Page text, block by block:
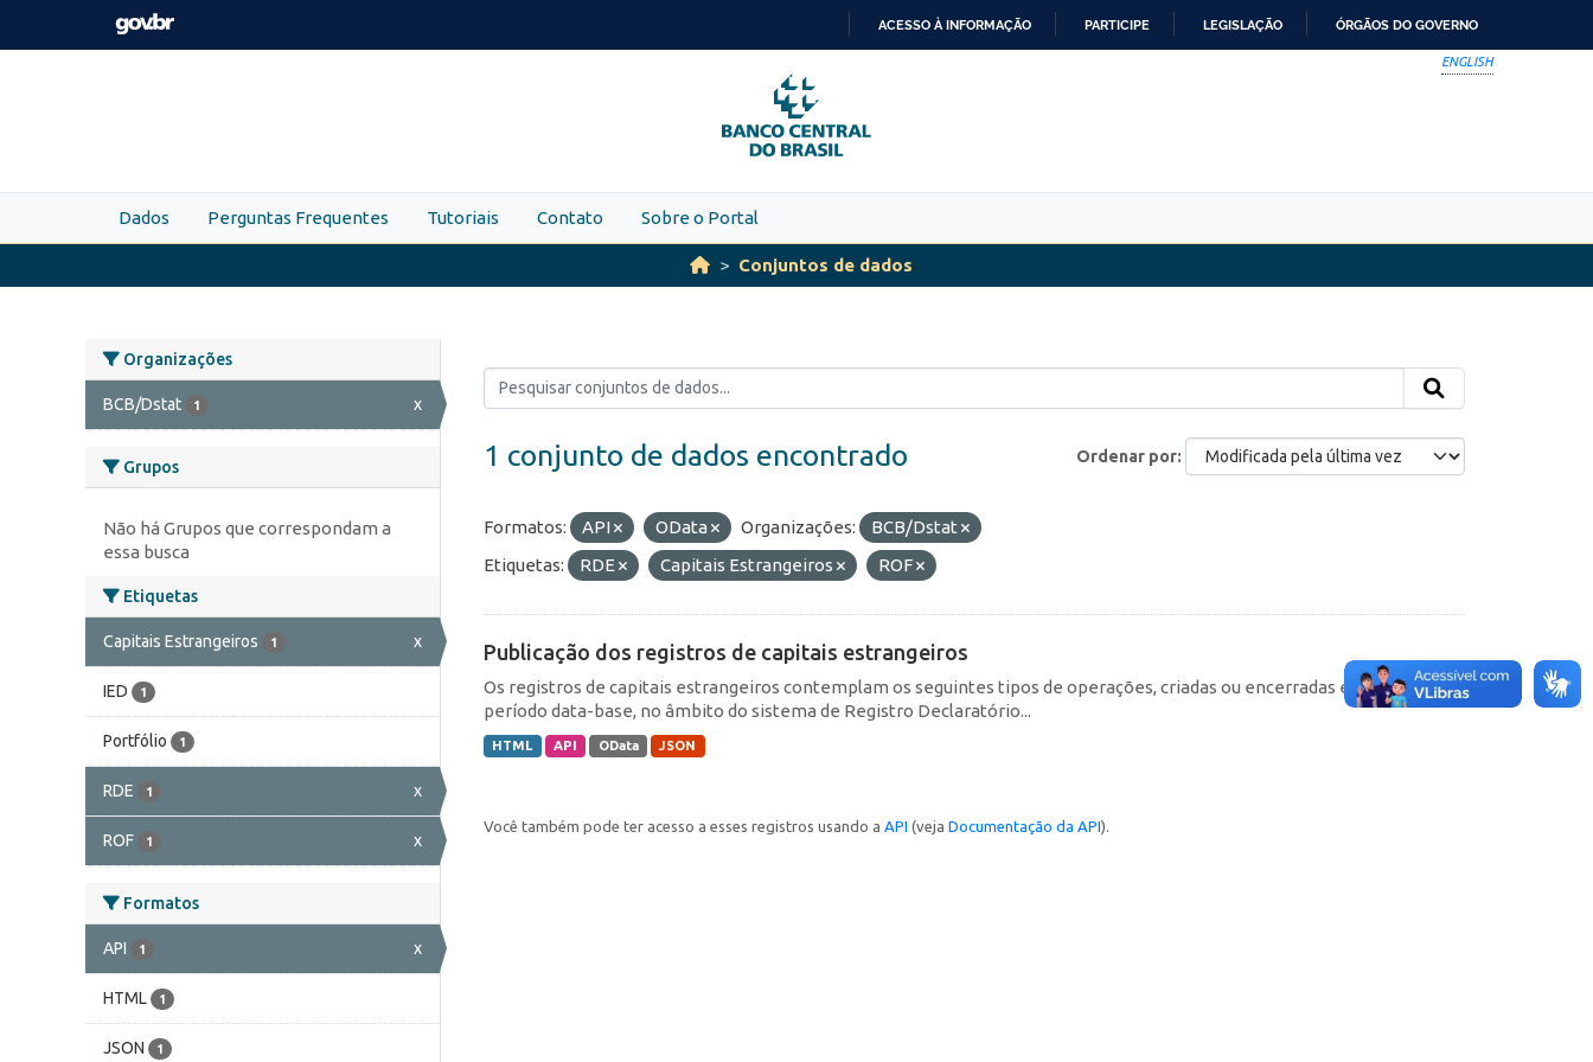
Skip to main content
PARA
O
CONTEÚDO
ACESSO À INFORMAÇÃO PARTICIPE LEGISLAÇÃO ÓRGÃOS DO GOVERNO
ENGLISH
Dados Perguntas Frequentes Tutoriais Contato Sobre o Portal
Conjuntos de dados
Organizações
BCB/Dstat 1 x
Grupos
Não há Grupos que correspondam a
essa busca
Etiquetas
Capitais Estrangeiros 1 x
IED 1
Portfólio 1
RDE 1 x
ROF 1 x
Formatos
API 1 x
HTML 1
JSON 1
Ordenar por
1 conjunto de dados encontrado
Formatos: API OData Organizações:
BCB/Dstat
Etiquetas:
RDE Capitais Estrangeiros ROF
Publicação dos registros de capitais estrangeiros
Os registros de capitais estrangeiros contemplam os seguintes tipos de operações, criadas ou encerradas em cada
período data-base, no âmbito do sistema de Registro Declaratório...
HTML API OData JSON
Você também pode ter acesso a esses registros usando a API (veja Documentação da API).